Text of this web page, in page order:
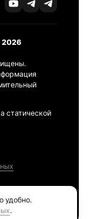
2026
статической
удобно.
.